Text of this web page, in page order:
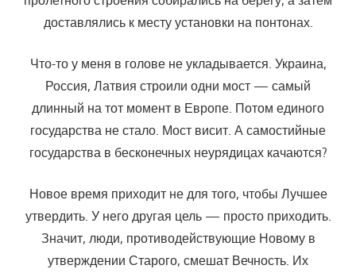
доставлялись к месту установки на понтонах.
Что-то у меня в голове не укладывается. Украина,
Россия, Латвия строили одни мост — самый
длинный на тот момент в Европе. Потом единого
государства не стало. Мост висит. А самостийные
государства в бесконечных неурядицах качаются?
Новое время приходит не для того, чтобы Лучшее
утвердить. У него другая цель — просто приходить.
Значит, люди, противодействующие Новому в
утверждении Старого, смешат Вечность. Их